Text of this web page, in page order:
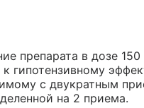
препарата в дозе 150
гипотензивному
с двукратным
на 2 приема.